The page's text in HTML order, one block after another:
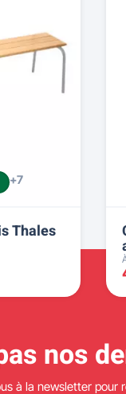
+7
Thales
nos
à la newsletter pour